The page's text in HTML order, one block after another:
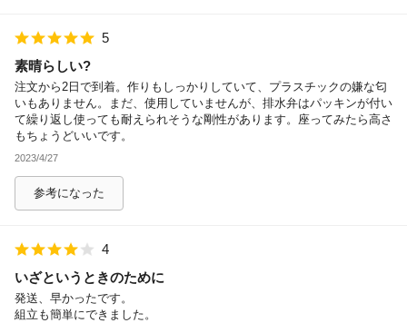
5
素晴らしい?
注文から2日で到着。作りもしっかりしていて、プラスチックの嫌な匂
いもありません。まだ、使用していませんが、排水弁はパッキンが付い
て繰り返し使っても耐えられそうな剛性があります。座ってみたら高さ
もちょうどいいです。
2023/4/27
参考になった
4
いざというときのために
発送、早かったです。
組立も簡単にできました。